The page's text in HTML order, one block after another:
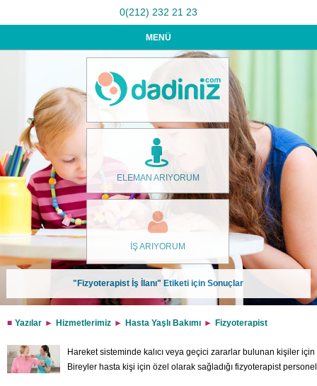
0(212) 232 21 23
MENÜ
ELEMAN ARIYORUM
İŞ ARIYORUM
"Fizyoterapist İş İlanı" Etiketi için Sonuçlar
Yazılar Hizmetlerimiz Hasta Yaşlı Bakımı Fizyoterapist
Hareket sisteminde kalıcı veya geçici zararlar bulunan kişiler
Bireyler hasta kişi için özel olarak sağladığı fizyoterapist